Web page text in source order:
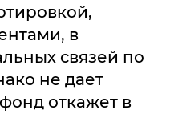
в
связей по
не дает
откажет в